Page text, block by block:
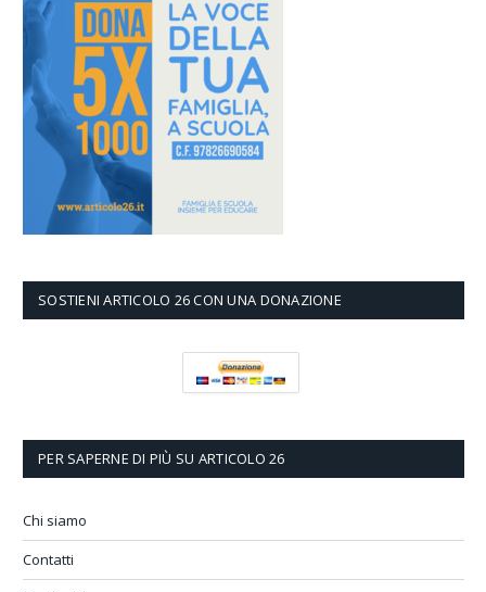
SOSTIENI ARTICOLO 26 CON UNA DONAZIONE
PER SAPERNE DI PIÙ SU ARTICOLO 26
Chi siamo
Contatti